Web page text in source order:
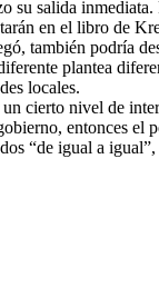
su salida
en el libro de
también podría
plantea
locales.
cierto nivel de
entonces el
“de igual a